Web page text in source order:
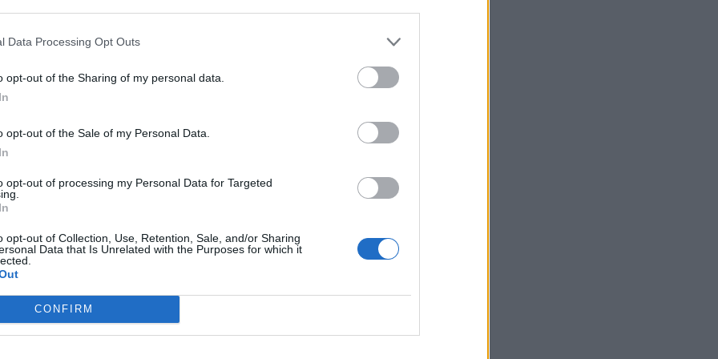
Data Processing Opt Outs
opt-out of the Sharing of my personal data.
opt-out of the Sale of my Personal Data.
opt-out of processing my Personal Data for Targeted
opt-out of Collection, Use, Retention, Sale, and/or Sharing
Data that Is Unrelated with the Purposes for which it
CONFIRM
Λακεδαίμονος .
με Τραμ αποβιβάζεστε στη στάση
στην Ναυάρχου Βότση ή από τις 10.00 π.μ.
ΚΕΝΤΡΟ ΠΟΛΙΤΙΣΜΟΥ ΣΤΑΥΡΟΣ
σταθμό Μετρό Συγγρού Φιξ και